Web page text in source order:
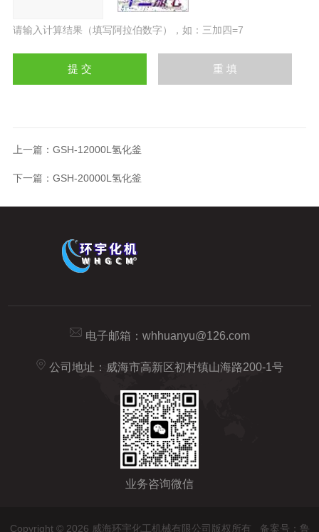
请输入计算结果（填写阿拉伯数字），如：三加四=7
上一篇： GSH-12000L氢化釜
下一篇： GSH-20000L氢化釜
电子邮箱： whhuanyu@126.com
公司地址：威海市高新区初村镇山海路200-1号
业务咨询微信
Copyright © 2026 威海环宇化工机械有限公司版权所有 备案号：鲁